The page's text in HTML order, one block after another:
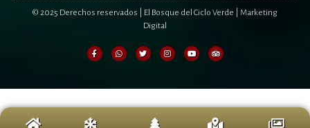
© 2025 Derechos reservados | El Bosque del Ciclo Verde | Marketing
Digital